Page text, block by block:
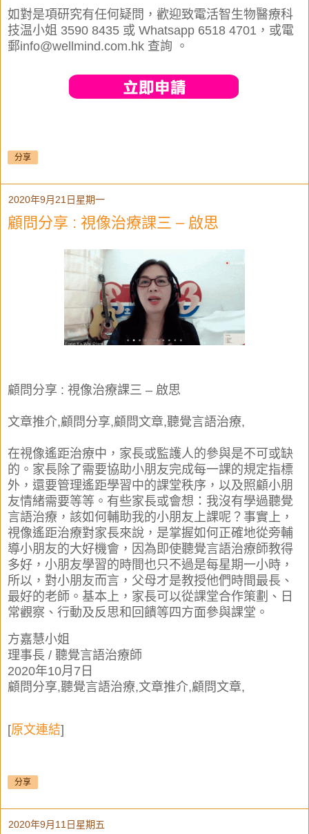
如對是項研究有任何疑問，歡迎致電活智生物醫療科
技温小姐 3590 8435 或 Whatsapp 6518 4701，或電
郵info@wellmind.com.hk 查詢 。
分享
2020年9月21日星期一
顧問分享 : 視像治療課三 – 啟思
顧問分享 : 視像治療課三 – 啟思
文章推介,顧問分享,顧問文章,聽覺言語治療,
在視像遙距治療中，家長或監護人的參與是不可或缺
的。家長除了需要協助小朋友完成每一課的規定指標
外，還要管理遙距學習中的課堂秩序，以及照顧小朋
友情緒需要等等。有些家長或會想：我沒有學過聽覺
言語治療，該如何輔助我的小朋友上課呢？事實上，
視像遙距治療對家長來說，是掌握如何正確地從旁輔
導小朋友的大好機會，因為即使聽覺言語治療師教得
多好，小朋友學習的時間也只不過是每星期一小時，
所以，對小朋友而言，父母才是教授他們時間最長、
最好的老師。基本上，家長可以從課堂合作策劃、日
常觀察、行動及反思和回饋等四方面參與課堂。
方嘉慧小姐
理事長 / 聽覺言語治療師
2020年10月7日
顧問分享,聽覺言語治療,文章推介,顧問文章,
[原文連結]
分享
2020年9月11日星期五